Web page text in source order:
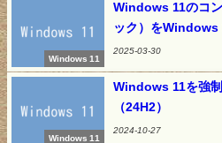
Windows 11
Windows 11のコ
ック）をWindows
2025-03-30
Windows 11
Windows 11を強
（24H2）
2024-10-27